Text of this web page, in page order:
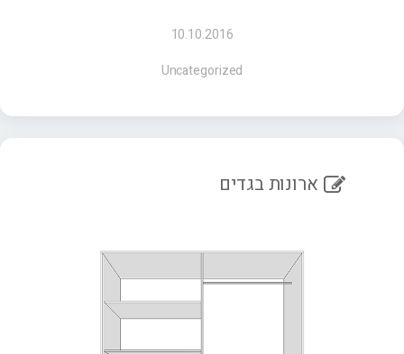
10.10.2016
Uncategorized
ארונות בגדים